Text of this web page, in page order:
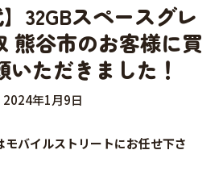
】32GBスペースグレ
熊谷市のお客様に買
いただきました！
2024年1月9日
バイルストリートにお任せ下さ